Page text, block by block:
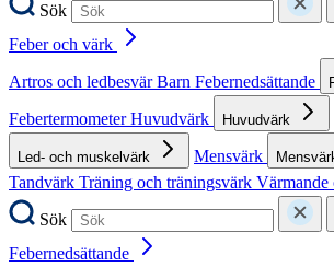
Sök
Feber och värk
Artros och ledbesvärBarn Febernedsättande
FebertermometerHuvudvärk Huvudvärk
Led- och muskelvärk Mensvärk
Tandvärk Träning och träningsvärk Värmande
Sök
Febernedsättande